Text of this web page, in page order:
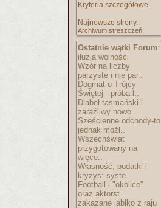
Kryteria szczegółowe
Najnowsze strony..
Archiwum streszczeń..
Ostatnie wątki Forum:
iluzja wolności
Wzór na liczby
parzyste i nie par..
Dogmat o Trójcy
Świętej - próba l..
Diabeł tasmański i
zaraźliwy nowo..
Sześcienne odchody-to
jednak możl..
Wszechświat
przygotowany na
więce..
Własność, podatki i
kryzys: syste..
Football i "okolice"
oraz aktorst..
zakazane jabłko z raju